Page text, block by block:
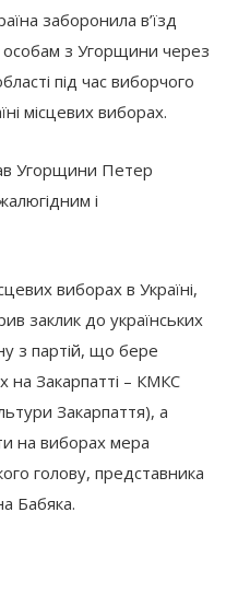
заборонила в’їзд
з Угорщини через
під час виборчого
місцевих виборах.
Угорщини Петер
і
виборах в Україні,
заклик до українських
з партій, що бере
на Закарпатті – КМКС
Закарпаття), а
на виборах мера
голову, представника
Бабяка.